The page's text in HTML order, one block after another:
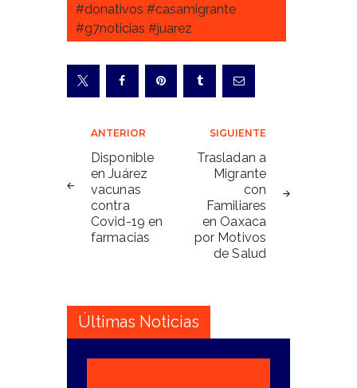
#donativos #casamigrante
#g7noticias #juarez
Navegación
de
entradas
ANTERIOR
Disponible
en Juárez
vacunas
contra
Covid-19 en
farmacias
SIGUIENTE
Trasladan a
Migrante
con
Familiares
en Oaxaca
por Motivos
de Salud
Últimas Noticias